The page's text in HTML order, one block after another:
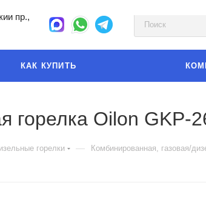
пр.,
КАК КУПИТЬ
горелка Oilon GKP-
горелки — Комбинированная, газовая/